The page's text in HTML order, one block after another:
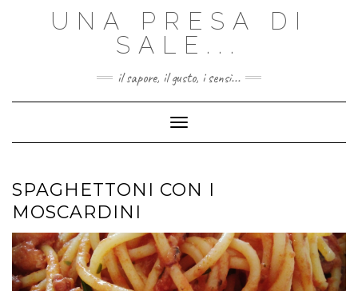
UNA PRESA DI
SALE...
il sapore, il gusto, i sensi...
Toggle Navigation
SPAGHETTONI CON I
MOSCARDINI